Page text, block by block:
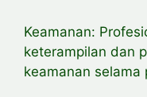
Keamanan:
keterampilan dan
keamanan selama